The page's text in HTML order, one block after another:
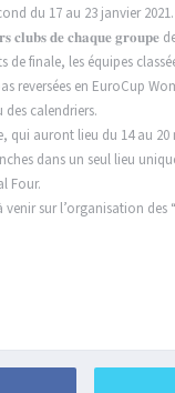
du 17 au 23 janvier 2021.
𝐜𝐥𝐮𝐛𝐬 𝐝𝐞 𝐜𝐡𝐚𝐪𝐮𝐞 𝐠𝐫𝐨𝐮𝐩𝐞
de finale, les équipes
reversées en EuroCup
calendriers.
qui auront lieu du 14 au 20
dans un seul lieu
Four.
sur l’organisation des